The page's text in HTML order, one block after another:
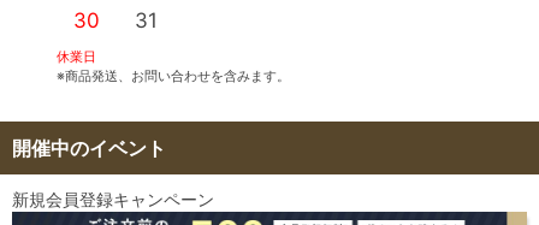
30 31
休業日
※商品発送、お問い合わせを含みます。
開催中のイベント
新規会員登録キャンペーン